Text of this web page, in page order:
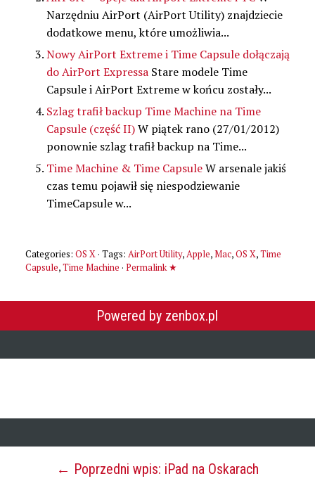
Narzędniu AirPort (AirPort Utility) znajdziecie
dodatkowe menu, które umożliwia...
Nowy AirPort Extreme i Time Capsule dołączają
do AirPort Expressa Stare modele Time
Capsule i AirPort Extreme w końcu zostały...
Szlag trafił backup Time Machine na Time
Capsule (część II)W piątek rano (27/01/2012)
ponownie szlag trafił backup na Time...
Time Machine & Time CapsuleW arsenale jakiś
czas temu pojawił się niespodziewanie
TimeCapsule w...
Categories: OS X· Tags: AirPort Utility,Apple,Mac,OS X,Time
Capsule,Time Machine · Permalink ★
Powered by zenbox.pl
← Poprzedni wpis: iPad na Oskarach